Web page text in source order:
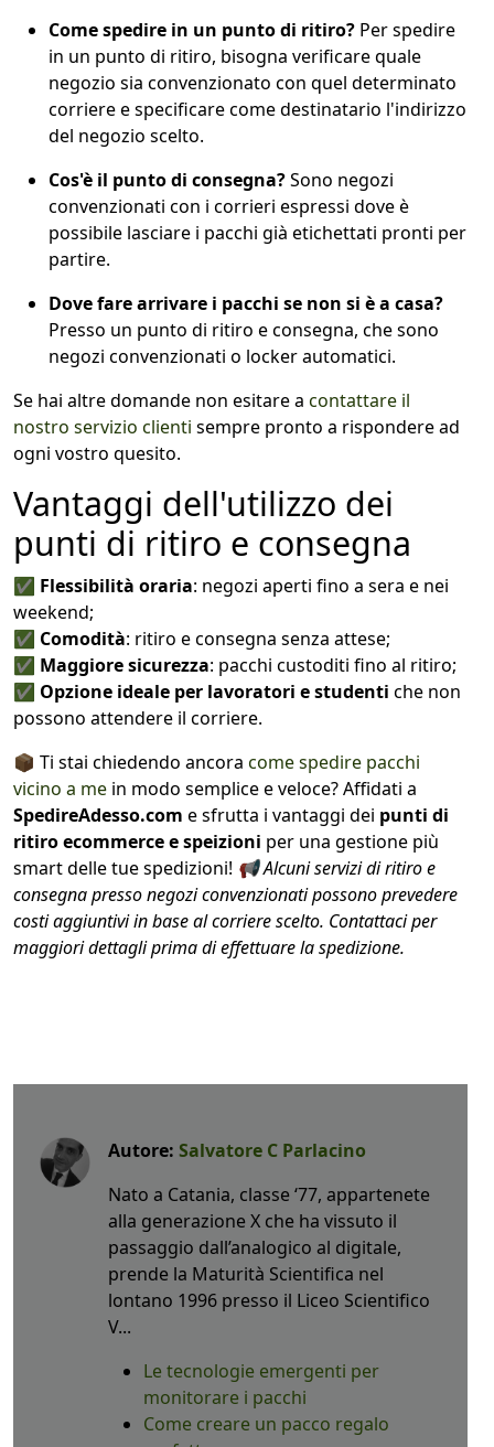
Come spedire in un punto di ritiro? Per spedire
in un punto di ritiro, bisogna verificare quale
negozio sia convenzionato con quel determinato
corriere e specificare come destinatario l'indirizzo
del negozio scelto.
Cos'è il punto di consegna?Sono negozi
convenzionati con i corrieri espressi dove è
possibile lasciare i pacchi già etichettati pronti per
partire.
Dove fare arrivare i pacchi se non si è a casa?
Presso un punto di ritiro e consegna, che sono
negozi convenzionati o locker automatici.
Se hai altre domande non esitare a contattare il
nostro servizio clienti sempre pronto a rispondere ad
ogni vostro quesito.
Vantaggi dell'utilizzo dei
punti di ritiro e consegna
✅ Flessibilità oraria: negozi aperti fino a sera e nei
weekend;
✅ Comodità: ritiro e consegna senza attese;
✅ Maggiore sicurezza: pacchi custoditi fino al ritiro;
✅ Opzione ideale per lavoratori e studenti che non
possono attendere il corriere.
📦 Ti stai chiedendo ancora come spedire pacchi
vicino a me in modo semplice e veloce? Affidati a
SpedireAdesso.com e sfrutta i vantaggi dei punti di
ritiro ecommerce e speizioni per una gestione più
smart delle tue spedizioni! 📢 Alcuni servizi di ritiro e
consegna presso negozi convenzionati possono prevedere
costi aggiuntivi in base al corriere scelto. Contattaci per
maggiori dettagli prima di effettuare la spedizione.
Autore: Salvatore C Parlacino
Nato a Catania, classe ‘77, appartenete
alla generazione X che ha vissuto il
passaggio dall’analogico al digitale,
prende la Maturità Scientifica nel
lontano 1996 presso il Liceo Scientifico
V...
Le tecnologie emergenti per
monitorare i pacchi
Come creare un pacco regalo